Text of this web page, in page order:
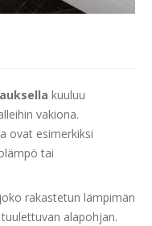
kuuluu
vakiona.
ovat esimerkiksi
tai
rakastetun lämpimän
alapohjan.